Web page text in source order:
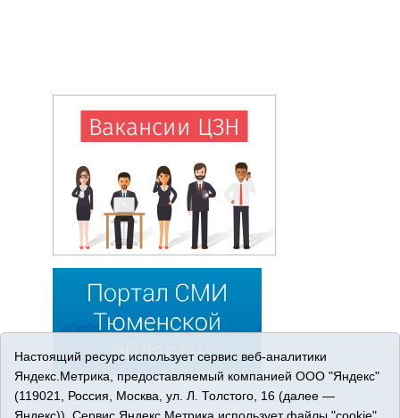
Настоящий ресурс использует сервис веб-аналитики
Яндекс.Метрика, предоставляемый компанией ООО "Яндекс"
(119021, Россия, Москва, ул. Л. Толстого, 16 (далее —